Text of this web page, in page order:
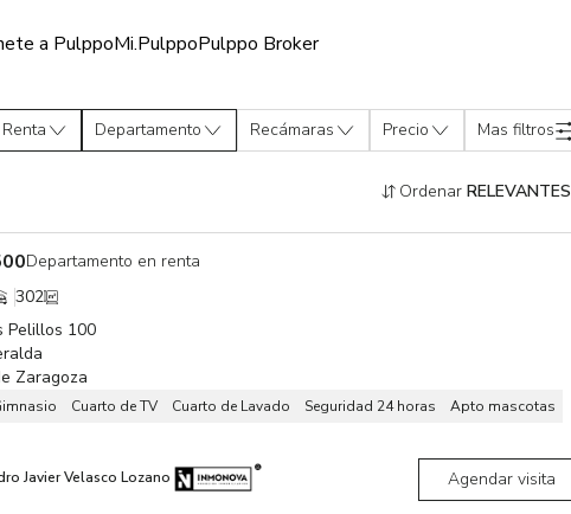
a PulppoMi.PulppoPulppo Broker
Renta Departamento Recámaras Precio Mas filtros
Ordenar RELEVANTES
Departamento en renta
302
Pelillos 100
Zaragoza
Cuarto de TV Cuarto de Lavado Seguridad 24 horas Apto mascotas
Javier Velasco Lozano Agendar visita